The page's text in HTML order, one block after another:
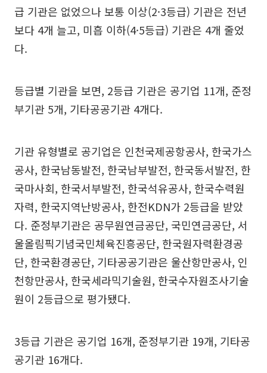
급 기관은 없었으나 보통 이상(2·3등급) 기관은 전년
보다 4개 늘고, 미흡 이하(4·5등급) 기관은 4개 줄었
다.
등급별 기관을 보면, 2등급 기관은 공기업 11개, 준정
부기관 5개, 기타공공기관 4개다.
기관 유형별로 공기업은 인천국제공항공사, 한국가스
공사, 한국남동발전, 한국남부발전, 한국동서발전, 한
국마사회, 한국서부발전, 한국석유공사, 한국수력원
자력, 한국지역난방공사, 한전KDN가 2등급을 받았
다. 준정부기관은 공무원연금공단, 국민연금공단, 서
울올림픽기념국민체육진흥공단, 한국원자력환경공
단, 한국환경공단, 기타공공기관은 울산항만공사, 인
천항만공사, 한국세라믹기술원, 한국수자원조사기술
원이 2등급으로 평가됐다.
3등급 기관은 공기업 16개, 준정부기관 19개, 기타공
공기관 16개다.